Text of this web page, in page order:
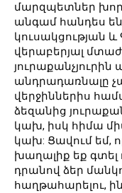
մարզպետներ
անգամ հանդես
կուսակցության
վերաբերյալ
անդրադառնալը
վերջիններիս
ձեզանից
կախ, իսկ հիմա
կախ: Ցավում եմ,
խաղալիք եք
դրանով ձեր
հաղթահարելու,